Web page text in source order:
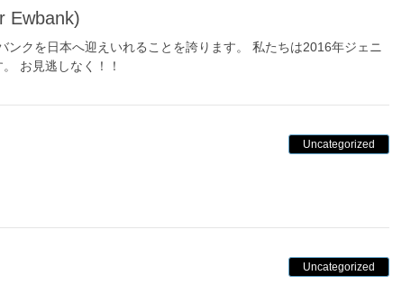
Ewbank)
クを日本へ迎えいれることを誇ります。 私たちは2016年ジェニ
お見逃しなく！！
Uncategorized
Uncategorized